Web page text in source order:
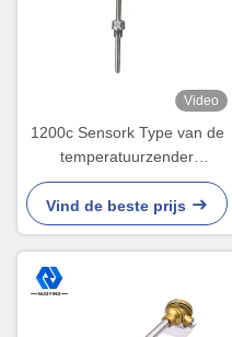
Video
1200c Sensork Type van de
temperatuurzender
Thermokoppelzender 0.5mm
Vind de beste prijs